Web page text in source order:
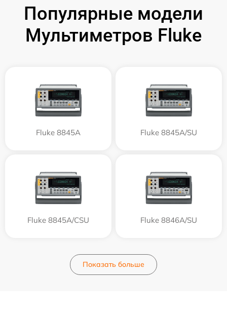
Популярные модели
Мультиметров Fluke
Fluke 8845A Fluke 8845A/SU
Fluke 8845A/CSU Fluke 8846A/SU
Показать больше